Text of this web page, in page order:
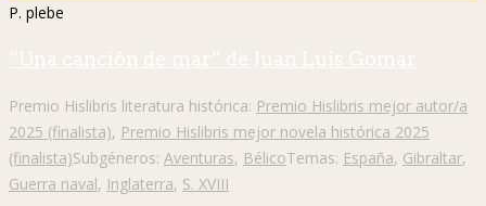
P. plebe
“Una canción de mar” de Juan Luis Gomar
Premio Hislibris literatura histórica: Premio Hislibris mejor autor/a
2025 (finalista), Premio Hislibris mejor novela histórica 2025
(finalista)Subgéneros: Aventuras, BélicoTemas: España, Gibraltar,
Guerra naval, Inglaterra, S. XVIII